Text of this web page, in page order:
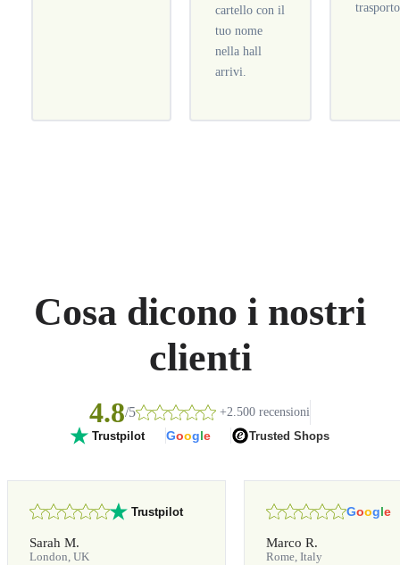
cartello con il
tuo nome
nella hall
arrivi.
Cosa dicono i nostri
clienti
4.8/5 +2.500 recensioni
Trustpilot Google Trusted Shops
Trustpilot
Sarah M.
London, UK
Google
Marco R.
Rome, Italy